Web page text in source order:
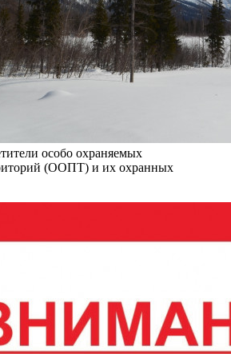
особо охраняемых
(ООПТ) и их охранных